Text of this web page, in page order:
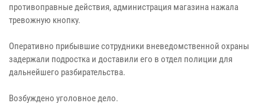
противоправные действия, администрация магазина нажала
тревожную кнопку.
Оперативно прибывшие сотрудники вневедомственной охраны
задержали подростка и доставили его в отдел полиции для
дальнейшего разбирательства.
Возбуждено уголовное дело.